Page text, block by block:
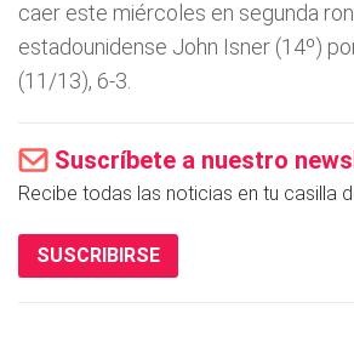
caer este miércoles en segunda
estadounidense John Isner (14º)
(11/13), 6-3.
Suscríbete a nuestro
Recibe todas las noticias en tu casilla
SUSCRIBIRSE